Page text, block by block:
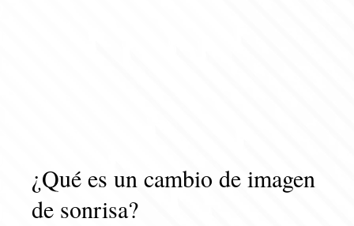
¿Qué es un cambio de imagen
de sonrisa?